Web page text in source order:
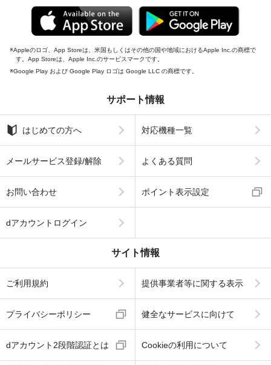
Appleのロゴ、App Storeは、米国もしくはその他の国や地域におけるApple Inc.の商標で
す。App Storeは、Apple Inc.のサービスマークです。
Google Play および Google Play ロゴは Google LLC の商標です。
サポート情報
はじめての方へ 対応機種一覧
メールサービス登録/解除 よくある質問
お問い合わせ ポイント表示設定
dアカウントログイン
サイト情報
ご利用規約 提供事業者等に関する表示
プライバシーポリシー 健全なサービスに向けて
dアカウント2段階認証とは Cookieの利用について